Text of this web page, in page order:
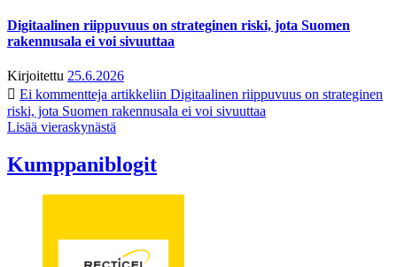
Digitaalinen riippuvuus on strateginen riski, jota Suomen
rakennusala ei voi sivuuttaa
Kirjoitettu 25.6.2026
Ei kommentteja artikkeliin Digitaalinen riippuvuus on strateginen
riski, jota Suomen rakennusala ei voi sivuuttaa
Lisää vieraskynästä
Kumppaniblogit